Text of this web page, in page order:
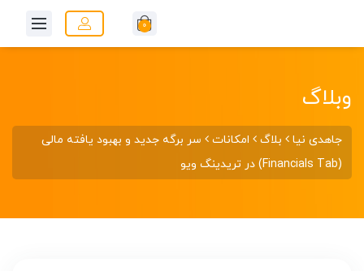
0
وبلاگ
جاهدی نیا بلاگ امکانات
سر برگه جدید و بهبود یافته مالی
(Financials Tab) در تریدینگ ویو